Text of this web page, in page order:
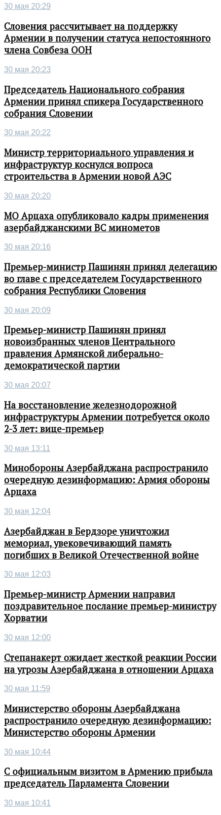
30 мая 20:29
Словения рассчитывает на поддержку
Армении в получении статуса непостоянного
члена Совбеза ООН
30 мая 20:23
Председатель Национального собрания
Армении принял спикера Государственного
собрания Словении
30 мая 20:22
Министр территориального управления и
инфраструктур коснулся вопроса
строительства в Армении новой АЭС
30 мая 20:20
МО Арцаха опубликовало кадры применения
азербайджанскими ВС минометов
30 мая 20:16
Премьер-министр Пашинян принял делегацию
во главе с председателем Государственного
собрания Республики Словения
30 мая 20:09
Премьер-министр Пашинян принял
новоизбранных членов Центрального
правления Армянской либерально-
демократической партии
30 мая 20:07
На восстановление железнодорожной
инфраструктуры Армении потребуется около
2-3 лет: вице-премьер
30 мая 13:11
Минобороны Азербайджана распространило
очередную дезинформацию: Армия обороны
Арцаха
30 мая 12:04
Азербайджан в Бердзоре уничтожил
мемориал, увековечивающий память
погибших в Великой Отечественной войне
30 мая 12:03
Премьер-министр Армении направил
поздравительное послание премьер-министру
Хорватии
30 мая 12:00
Степанакерт ожидает жесткой реакции России
на угрозы Азербайджана в отношении Арцаха
30 мая 11:59
Министерство обороны Азербайджана
распространило очередную дезинформацию:
Министерство обороны Армении
30 мая 10:44
С официальным визитом в Армению прибыла
председатель Парламента Словении
30 мая 10:41